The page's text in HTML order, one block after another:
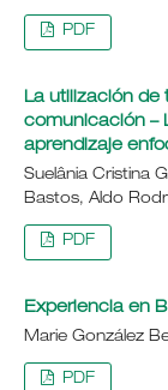
PDF
La utilización de
comunicación –
aprendizaje
Suelânia Cristina
Bastos, Aldo
PDF
Experiencia en
Marie González
PDF